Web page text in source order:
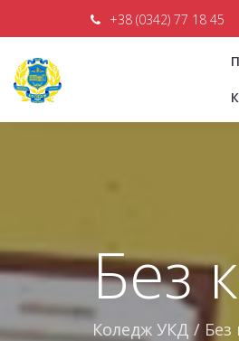
+38 (0342) 77 18 45
Без
Коледж УКД / Без